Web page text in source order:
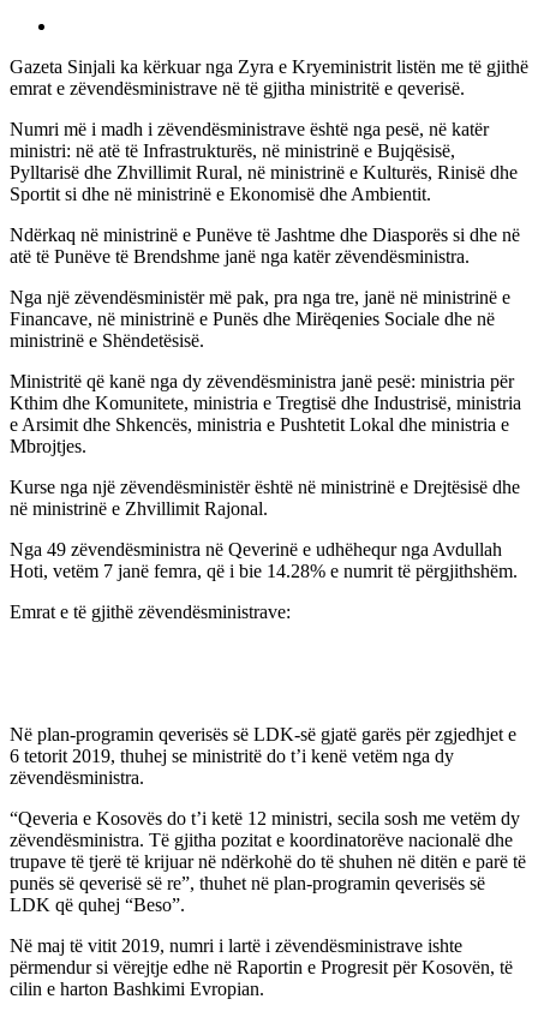
Gazeta Sinjali ka kërkuar nga Zyra e Kryeministrit listën me të gjithë
emrat e zëvendësministrave në të gjitha ministritë e qeverisë.
Numri më i madh i zëvendësministrave është nga pesë, në katër
ministri: në atë të Infrastrukturës, në ministrinë e Bujqësisë,
Pylltarisë dhe Zhvillimit Rural, në ministrinë e Kulturës, Rinisë dhe
Sportit si dhe në ministrinë e Ekonomisë dhe Ambientit.
Ndërkaq në ministrinë e Punëve të Jashtme dhe Diasporës si dhe në
atë të Punëve të Brendshme janë nga katër zëvendësministra.
Nga një zëvendësministër më pak, pra nga tre, janë në ministrinë e
Financave, në ministrinë e Punës dhe Mirëqenies Sociale dhe në
ministrinë e Shëndetësisë.
Ministritë që kanë nga dy zëvendësministra janë pesë: ministria për
Kthim dhe Komunitete, ministria e Tregtisë dhe Industrisë, ministria
e Arsimit dhe Shkencës, ministria e Pushtetit Lokal dhe ministria e
Mbrojtjes.
Kurse nga një zëvendësministër është në ministrinë e Drejtësisë dhe
në ministrinë e Zhvillimit Rajonal.
Nga 49 zëvendësministra në Qeverinë e udhëhequr nga Avdullah
Hoti, vetëm 7 janë femra, që i bie 14.28% e numrit të përgjithshëm.
Emrat e të gjithë zëvendësministrave:
Në plan-programin qeverisës së LDK-së gjatë garës për zgjedhjet e
6 tetorit 2019, thuhej se ministritë do t’i kenë vetëm nga dy
zëvendësministra.
“Qeveria e Kosovës do t’i ketë 12 ministri, secila sosh me vetëm dy
zëvendësministra. Të gjitha pozitat e koordinatorëve nacionalë dhe
trupave të tjerë të krijuar në ndërkohë do të shuhen në ditën e parë të
punës së qeverisë së re”, thuhet në plan-programin qeverisës së
LDK që quhej “Beso”.
Në maj të vitit 2019, numri i lartë i zëvendësministrave ishte
përmendur si vërejtje edhe në Raportin e Progresit për Kosovën, të
cilin e harton Bashkimi Evropian.